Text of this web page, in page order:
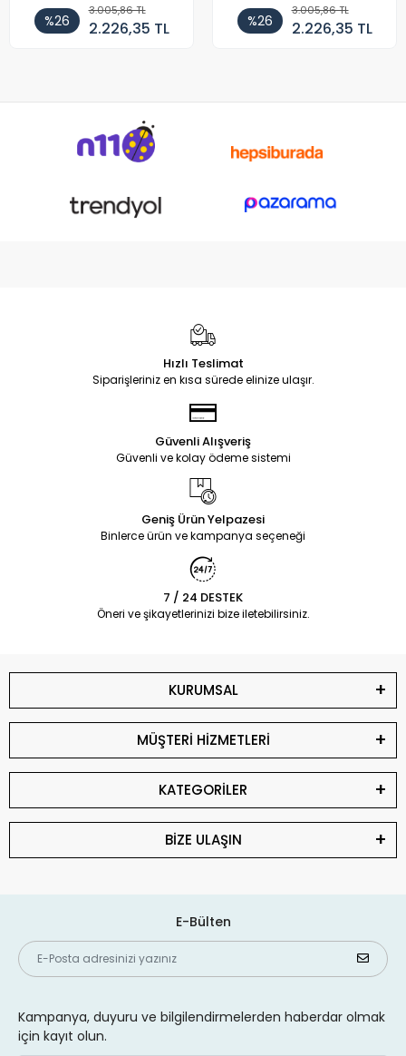
%26
3.005,86 TL
2.226,35 TL %26
3.005,86 TL
2.226,35 TL
Hızlı Teslimat
Siparişleriniz en kısa sürede elinize ulaşır.
Güvenli Alışveriş
Güvenli ve kolay ödeme sistemi
Geniş Ürün Yelpazesi
Binlerce ürün ve kampanya seçeneği
7 / 24 DESTEK
Öneri ve şikayetlerinizi bize iletebilirsiniz.
KURUMSAL
MÜŞTERİ HİZMETLERİ
KATEGORİLER
BİZE ULAŞIN
E-Bülten
Kampanya, duyuru ve bilgilendirmelerden haberdar olmak
için kayıt olun.